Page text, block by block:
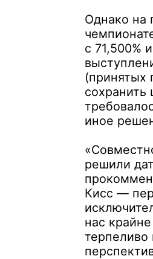
Однако на
с 71,500%
(принятых
иное
решили
Кисс —
нас